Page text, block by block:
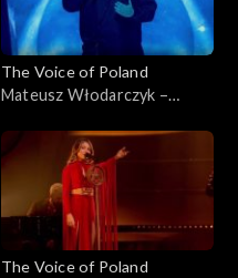
The Voice of Poland
Mateusz Włodarczyk –
„The Voice of Poland”, Live 3,
22 listopada 2025
The Voice of Poland